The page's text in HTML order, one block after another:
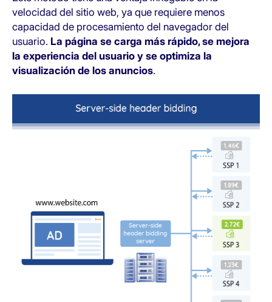
velocidad del sitio web, ya que requiere menos
capacidad de procesamiento del navegador del
usuario. La página se carga más rápido, se mejora
la experiencia del usuario y se optimiza la
visualización de los anuncios.